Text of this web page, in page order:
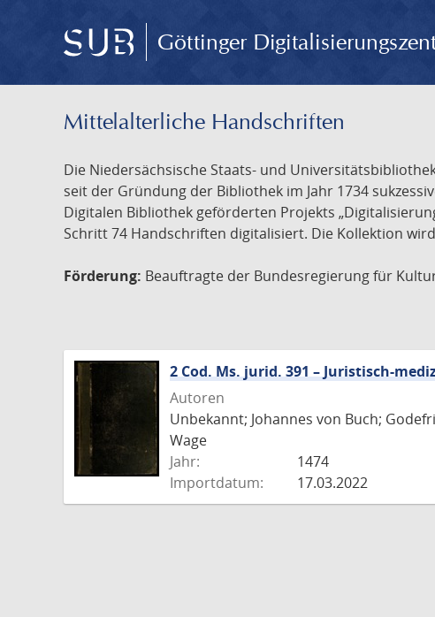
Göttinger
Mittelalterliche Handschriften
Die Niedersächsische Staats- und
seit der Gründung der Bibliothek im Jahr 1734
Digitalen Bibliothek geförderten Projekts
Schritt 74 Handschriften digitalisiert. Die Kollektion
Förderung: Beauftragte der Bundesregierung für
2 Cod. Ms. jurid. 391 – Juristisch-
Autoren
Unbekannt; Johannes von Buch;
Wage
Jahr:
1474
Importdatum:
17.03.2022